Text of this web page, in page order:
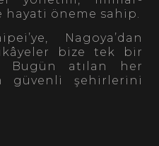
öneme sahip.
Nagoya’dan
bize tek bir
Bugün atılan her
güvenli şehirlerini